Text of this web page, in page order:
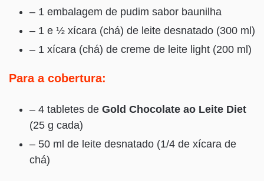
– 1 embalagem de pudim sabor baunilha
– 1 e ½ xícara (chá) de leite desnatado (300 ml)
– 1 xícara (chá) de creme de leite light (200 ml)
Para a cobertura:
– 4 tabletes de Gold Chocolate ao Leite Diet
(25 g cada)
– 50 ml de leite desnatado (1/4 de xícara de
chá)